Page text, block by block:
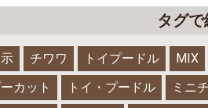
タグ
チワワ トイプードル MIX
カット
トイ・プードル ミニ